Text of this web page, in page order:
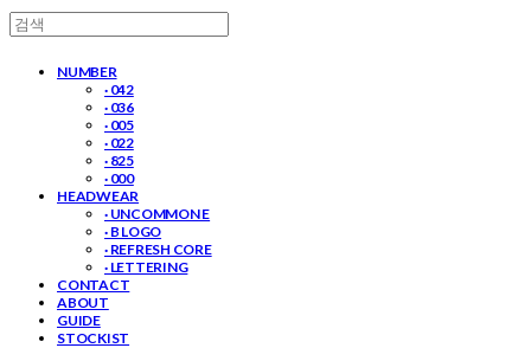
NUMBER
· 042
· 036
· 005
· 022
· 825
· 000
HEADWEAR
· UNCOMMON E
· B LOGO
· REFRESH CORE
· LETTERING
CONTACT
ABOUT
GUIDE
STOCKIST